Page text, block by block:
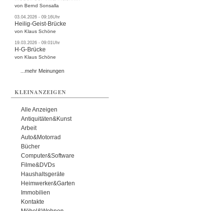
von Bernd Sonsalla
03.04.2026 - 09:16Uhr
Heilig-Geist-Brücke
von Klaus Schöne
19.03.2026 - 09:01Uhr
H-G-Brücke
von Klaus Schöne
...mehr Meinungen
KLEINANZEIGEN
Alle Anzeigen
Antiquitäten&Kunst
Arbeit
Auto&Motorrad
Bücher
Computer&Software
Filme&DVDs
Haushaltsgeräte
Heimwerker&Garten
Immobilien
Kontakte